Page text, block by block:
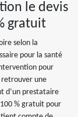
le devis
gratuit
selon la
pour la santé
pour
retrouver une
d’un prestataire
% gratuit pour